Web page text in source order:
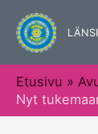
sisältöön
Etusivu
Nyt